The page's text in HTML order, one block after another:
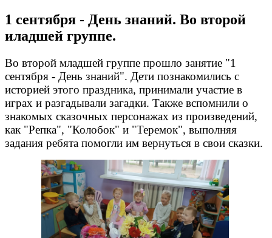
1 сентября - День знаний. Во второй
иладшей группе.
Во второй младшей группе прошло занятие "1
сентября - День знаний". Дети познакомились с
историей этого праздника, принимали участие в
играх и разгадывали загадки. Также вспомнили о
знакомых сказочных персонажах из произведений,
как "Репка", "Колобок" и "Теремок", выполняя
задания ребята помогли им вернуться в свои сказки.